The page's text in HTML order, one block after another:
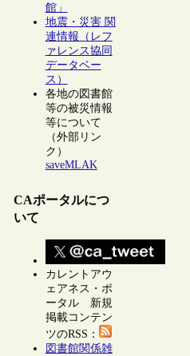
館」
地震・災害 関
連情報（レフ
ァレンス協同
データベー
ス）
各地の図書館
等の被災情報
等について
（外部リン
ク）
saveMLAK
CAポータルにつ
いて
カレントアウ
ェアネス・ポ
ータル 新規
掲載コンテン
ツのRSS：
図書館関係雑